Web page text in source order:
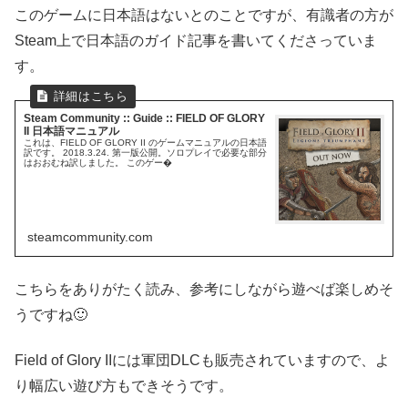
このゲームに日本語はないとのことですが、有識者の方が
Steam上で日本語のガイド記事を書いてくださっていま
す。
Steam Community :: Guide :: FIELD OF GLORY
II 日本語マニュアル
これは、FIELD OF GLORY II のゲームマニュアルの日本語
訳です。 2018.3.24. 第一版公開。ソロプレイで必要な部分
はおおむね訳しました。 このゲー�
steamcommunity.com
こちらをありがたく読み、参考にしながら遊べば楽しめそ
うですね🙂
Field of Glory IIには軍団DLCも販売されていますので、よ
り幅広い遊び方もできそうです。